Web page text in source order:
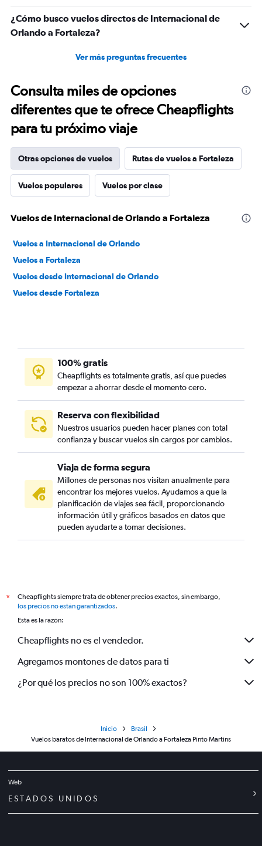
¿Cómo busco vuelos directos de Internacional de
Orlando a Fortaleza?
Ver más preguntas frecuentes
Consulta miles de opciones
diferentes que te ofrece Cheapflights
para tu próximo viaje
Otras opciones de vuelos Rutas de vuelos a Fortaleza
Vuelos populares Vuelos por clase
Vuelos de Internacional de Orlando a Fortaleza
Vuelos a Internacional de Orlando
Vuelos a Fortaleza
Vuelos desde Internacional de Orlando
Vuelos desde Fortaleza
100% gratis
Cheapflights es totalmente gratis, así que puedes
empezar a ahorrar desde el momento cero.
Reserva con flexibilidad
Nuestros usuarios pueden hacer planes con total
confianza y buscar vuelos sin cargos por cambios.
Viaja de forma segura
Millones de personas nos visitan anualmente para
encontrar los mejores vuelos. Ayudamos a que la
planificación de viajes sea fácil, proporcionando
información útil y gráficos basados en datos que
pueden ayudarte a tomar decisiones.
*
Cheapflights siempre trata de obtener precios exactos, sin embargo,
los precios no están garantizados.
Esta es la razón:
Cheapflights no es el vendedor.
Agregamos montones de datos para ti
¿Por qué los precios no son 100% exactos?
Inicio
Brasil
Vuelos baratos de Internacional de Orlando a Fortaleza Pinto Martins
Web
ESTADOS UNIDOS